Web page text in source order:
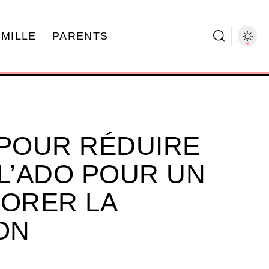
PARENTS
RÉDUIRE
POUR UN
LA